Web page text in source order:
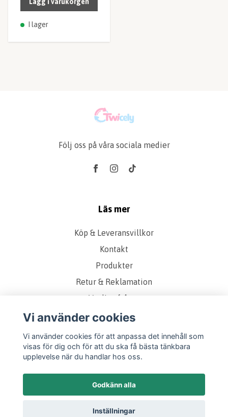
I lager
Följ oss på våra sociala medier
Läs mer
Köp & Leveransvillkor
Kontakt
Produkter
Retur & Reklamation
Vanliga frågor
Om oss
Storleks & Kvalitetsguide
Vi använder cookies
Vi använder cookies för att anpassa det innehåll som
visas för dig och för att du ska få bästa tänkbara
upplevelse när du handlar hos oss.
Godkänn alla
Inställningar